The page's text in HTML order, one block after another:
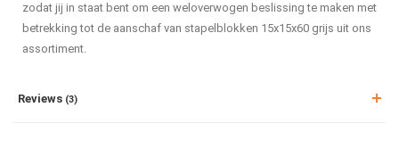
zodat jij in staat bent om een weloverwogen beslissing te maken met
betrekking tot de aanschaf van stapelblokken 15x15x60 grijs uit ons
assortiment.
Reviews (3)